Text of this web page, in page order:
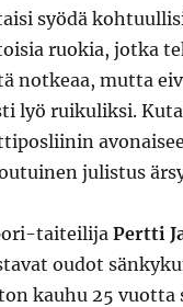
syödä
ruokia, jotka
notkeaa, mutta
lyö ruikuliksi.
julistus
taiteilija Pertti
oudot
kauhu 25